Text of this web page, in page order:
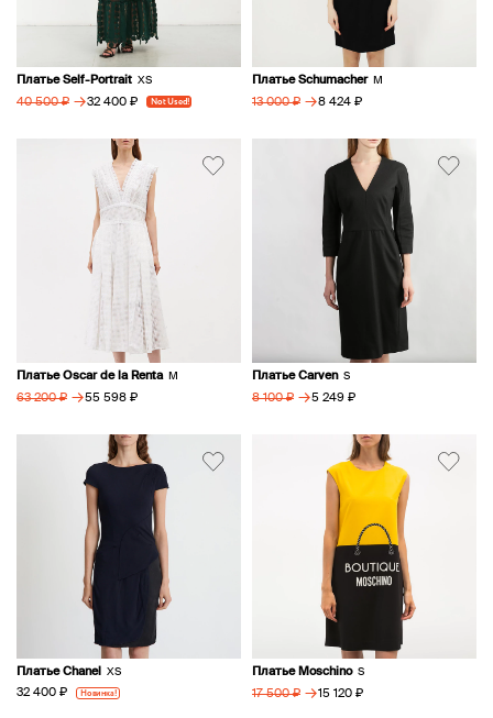
Платье Self-Portrait XS
40 500 ₽ → 32 400 ₽ Not Used!
Платье Schumacher M
13 000 ₽ → 8 424 ₽
Платье Oscar de la Renta M
63 200 ₽ → 55 598 ₽
Платье Carven S
8 100 ₽ → 5 249 ₽
Платье Chanel XS
32 400 ₽ Новинка!
Платье Moschino S
17 500 ₽ → 15 120 ₽